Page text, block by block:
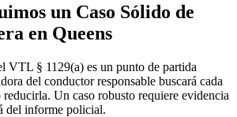
un Caso Sólido de
en Queens
VTL § 1129(a) es un punto de partida
del conductor responsable buscará cada
reducirla. Un caso robusto requiere evidencia
del informe policial.